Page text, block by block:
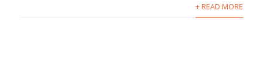
+ READ MORE